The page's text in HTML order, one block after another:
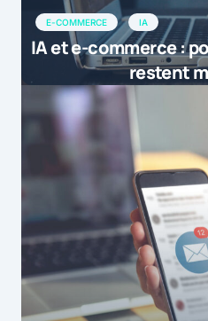
E-COMMERCE IA
IA et e-commerce :
restent